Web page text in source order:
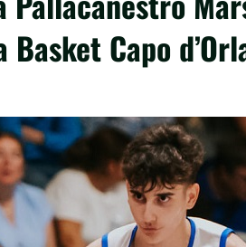
Capo